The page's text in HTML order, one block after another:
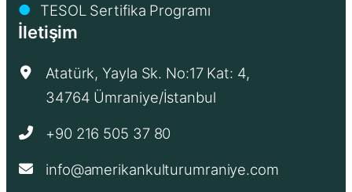
● TESOL Sertifika Programı
İletişim
Atatürk, Yayla Sk. No:17 Kat: 4,
34764 Ümraniye/İstanbul
+90 216 505 37 80
info@amerikankulturumraniye.com